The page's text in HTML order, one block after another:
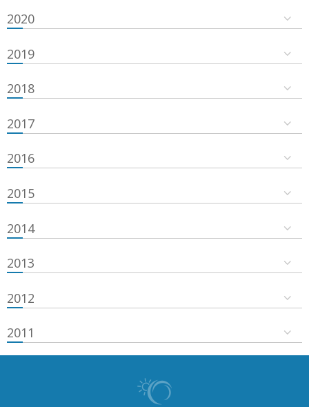
2020
2019
2018
2017
2016
2015
2014
2013
2012
2011